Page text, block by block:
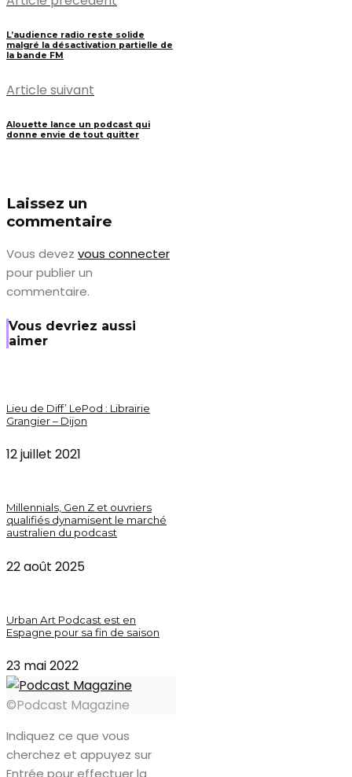
L’audience radio reste solide
malgré la désactivation partielle de
la bande FM
Article suivant
Alouette lance un podcast qui
donne envie de tout quitter
Laissez un
commentaire
Vous devez vous connecter
pour publier un
commentaire.
Vous devriez aussi
aimer
Lieu de Diff’ LePod : Librairie
Grangier – Dijon
12 juillet 2021
Millennials, Gen Z et ouvriers
qualifiés dynamisent le marché
australien du podcast
22 août 2025
Urban Art Podcast est en
Espagne pour sa fin de saison
23 mai 2022
©Podcast Magazine
Indiquez ce que vous
cherchez et appuyez sur
Entrée pour effectuer la